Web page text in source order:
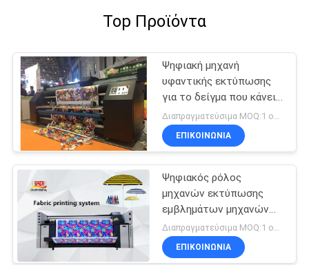
Top Προϊόντα
Ψηφιακή μηχανή
υφαντικής εκτύπωσης
για το δείγμα που κάνει
τις λύσεις εκτύπωσης
ΕΠΙΚΟΙΝΩΝΙΑ
Ψηφιακός ρόλος
μηχανών εκτύπωσης
εμβλημάτων μηχανών
υφαντικής εκτύπωσης
Inkjet για να κυλήσει τον
τύπο
Διαπραγματεύσιμα MOQ:1 ομάδα
ΕΠΙΚΟΙΝΩΝΙΑ